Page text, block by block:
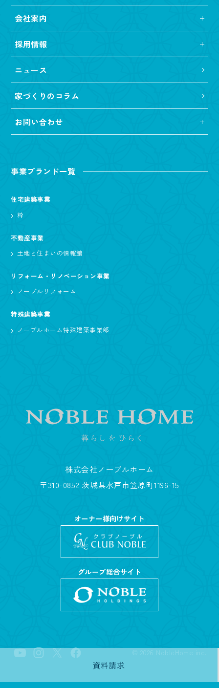
会社案内
採用情報
ニュース
家づくりのコラム
お問い合わせ
事業ブランド一覧
住宅建築事業
粋
不動産事業
土地と住まいの情報館
リフォーム・リノベーション事業
ノーブルリフォーム
特殊建築事業
ノーブルホーム特殊建築事業部
株式会社ノーブルホーム
〒310-0852 茨城県水戸市笠原町1196-15
オーナー様向けサイト
グループ総合サイト
© 2026 NobleHome inc.
資料請求